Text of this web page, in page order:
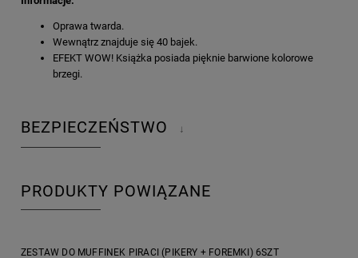
Oprawa twarda.
Wewnątrz znajduje się 40 bajek.
EFEKT WOW! Książka posiada pięknie barwione kolorowe
brzegi.
BEZPIECZEŃSTWO ↓
PRODUKTY POWIĄZANE
ZESTAW DO MUFFINEK PIRACI (PIKERY + FOREMKI) 6SZT